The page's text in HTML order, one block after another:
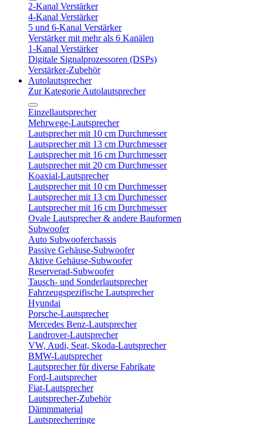
2-Kanal Verstärker
4-Kanal Verstärker
5 und 6-Kanal Verstärker
Verstärker mit mehr als 6 Kanälen
1-Kanal Verstärker
Digitale Signalprozessoren (DSPs)
Verstärker-Zubehör
Autolautsprecher
Zur Kategorie Autolautsprecher
Einzellautsprecher
Mehrwege-Lautsprecher
Lautsprecher mit 10 cm Durchmesser
Lautsprecher mit 13 cm Durchmesser
Lautsprecher mit 16 cm Durchmesser
Lautsprecher mit 20 cm Durchmesser
Koaxial-Lautsprecher
Lautsprecher mit 10 cm Durchmesser
Lautsprecher mit 13 cm Durchmesser
Lautsprecher mit 16 cm Durchmesser
Ovale Lautsprecher & andere Bauformen
Subwoofer
Auto Subwooferchassis
Passive Gehäuse-Subwoofer
Aktive Gehäuse-Subwoofer
Reserverad-Subwoofer
Tausch- und Sonderlautsprecher
Fahrzeugspezifische Lautsprecher
Hyundai
Porsche-Lautsprecher
Mercedes Benz-Lautsprecher
Landrover-Lautsprecher
VW, Audi, Seat, Skoda-Lautsprecher
BMW-Lautsprecher
Lautsprecher für diverse Fabrikate
Ford-Lautsprecher
Fiat-Lautsprecher
Lautsprecher-Zubehör
Dämmmaterial
Lautsprecherringe